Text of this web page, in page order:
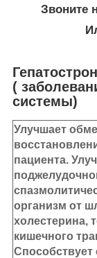
Звоните
(
системы)
Улучшает
пациента.
организм от
холестерина,
кишечного